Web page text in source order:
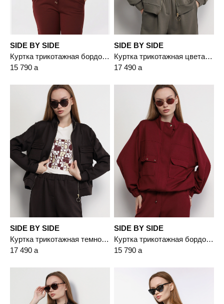
SIDE BY SIDE
Куртка трикотажная бордового цвета с кулиской по низу
15 790 a
SIDE BY SIDE
Куртка трикотажная цвета хаки с накладными карманами
17 490 a
SIDE BY SIDE
Куртка трикотажная темно-коричневого цвета с накладными карманами
17 490 a
SIDE BY SIDE
Куртка трикотажная бордового цвета с кулиской по низу
15 790 a